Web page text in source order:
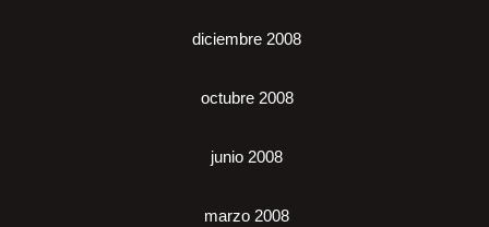
diciembre 2008
octubre 2008
junio 2008
marzo 2008